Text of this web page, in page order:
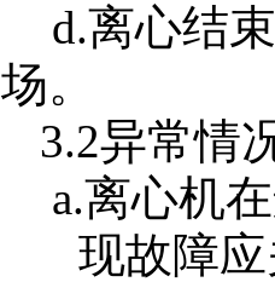
d.离心结
场。
3.2异常情
a.离心机
现故障